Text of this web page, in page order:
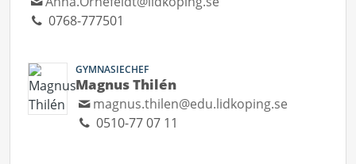
0768-777501
GYMNASIECHEF
Magnus Thilén
magnus.thilen@edu.lidkoping.se
0510-77 07 11